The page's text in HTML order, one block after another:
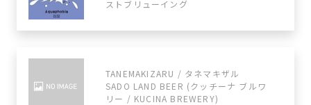
ストブリューイング
TANEMAKIZARU / タネマキザル
SADO LAND BEER (クッチーナ ブルワ
リー / KUCINA BREWERY)